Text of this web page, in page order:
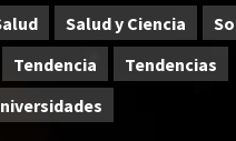
Salud y Ciencia
Tendencia
Tendencias